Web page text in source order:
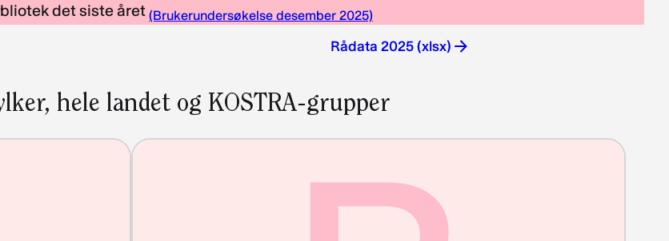
det siste året (Brukerundersøkelse desember 2025)
Rådata 2025 (xlsx)
hele landet og KOSTRA-grupper